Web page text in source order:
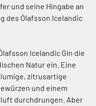
und seine Hingabe an
des Ólafsson Icelandic
Icelandic Gin die
Natur ein. Eine
zitrusartige
und einem
durchdrungen. Aber